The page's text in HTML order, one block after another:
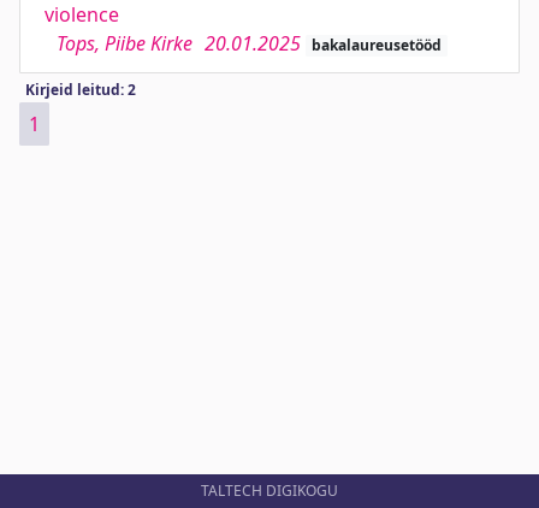
violence
Tops, Piibe Kirke 20.01.2025 bakalaureusetööd
Kirjeid leitud: 2
1
TALTECH DIGIKOGU